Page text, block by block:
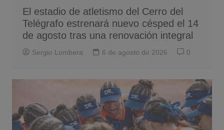
El estadio de atletismo del Cerro del
Telégrafo estrenará nuevo césped el 14
de agosto tras una renovación integral
Sergio Lombera 6 de agosto de 2026 0